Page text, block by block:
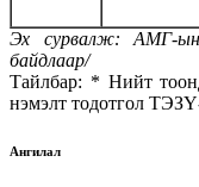
Эх сурвалж: АМГ-
байдлаар/
Тайлбар: * Нийт
нэмэлт тодотгол
Ангилал